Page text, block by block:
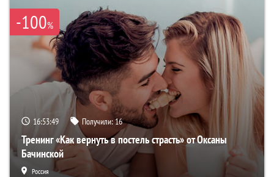
-100%
16:53:48 Получили:16
Тренинг «Как вернуть в постель страсть» от Оксаны
Бачинской
Россия